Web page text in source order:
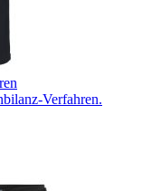
Verfahren.